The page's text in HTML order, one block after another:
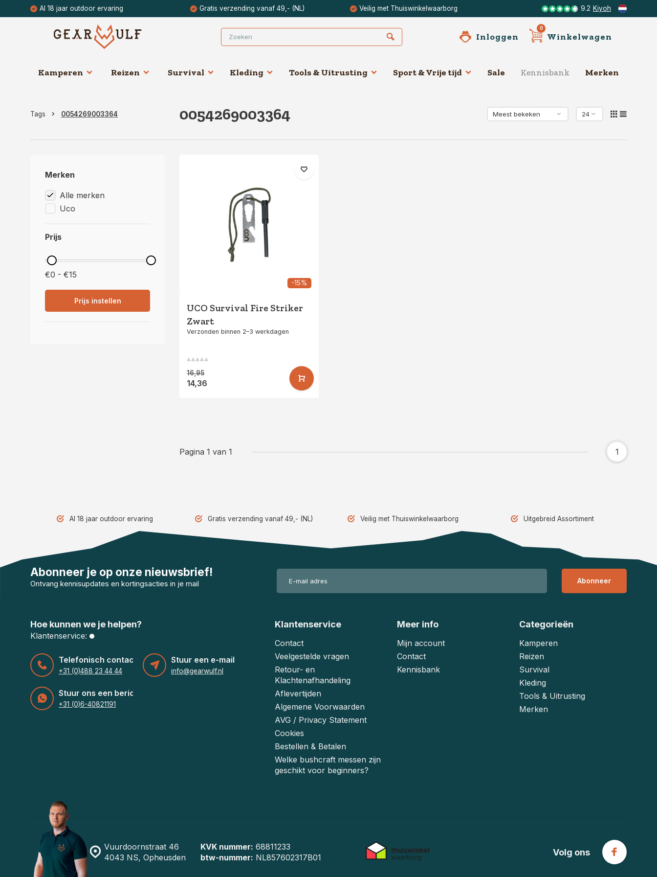
Al 18 jaar outdoor ervaring Gratis verzending vanaf 49,- (NL) Veilig met Thuiswinkelwaarborg 9.2 Kiyoh
Inloggen
0
Winkelwagen
Kamperen Reizen Survival Kleding Tools & Uitrusting Sport & Vrije tijd Sale Kennisbank Merken
Tags 0054269003364 0054269003364
Merken
Alle merken
Uco
Prijs
€0 - €15
Prijs instellen
-15%
UCO Survival Fire Striker
Zwart
Verzonden binnen 2–3 werkdagen
16,95
14,36
Pagina 1 van 1 1
Al 18 jaar outdoor ervaring Gratis verzending vanaf 49,- (NL) Veilig met Thuiswinkelwaarborg Uitgebreid Assortiment
Abonneer je op onze nieuwsbrief!
Ontvang kennisupdates en kortingsacties in je mail Abonneer
Hoe kunnen we je helpen?
Klantenservice:
Telefonisch contact
+31 (0)488 23 44 44
Stuur een e-mail
info@gearwulf.nl
Stuur ons een bericht
+31 (0)6-40821191
Klantenservice
Contact
Veelgestelde vragen
Retour- en
Klachtenafhandeling
Aflevertijden
Algemene Voorwaarden
AVG / Privacy Statement
Cookies
Bestellen & Betalen
Welke bushcraft messen zijn
geschikt voor beginners?
Meer info
Mijn account
Contact
Kennisbank
Categorieën
Kamperen
Reizen
Survival
Kleding
Tools & Uitrusting
Merken
Vuurdoornstraat 46
4043 NS, Opheusden
KVK nummer: 68811233
btw-nummer: NL857602317B01
Volg ons